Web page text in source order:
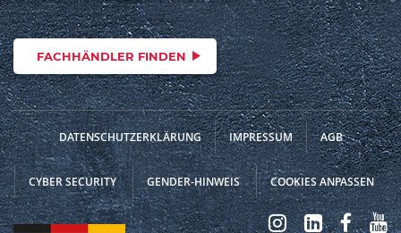
FACHHÄNDLER FINDEN
DATENSCHUTZERKLÄRUNG IMPRESSUM AGB
CYBER SECURITY GENDER-HINWEIS COOKIES ANPASSEN